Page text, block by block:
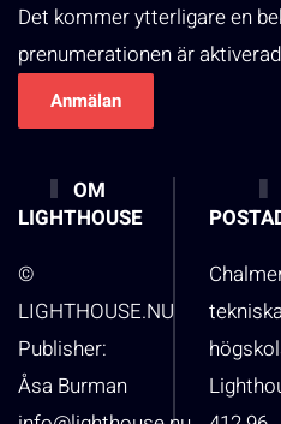
Det kommer ytterligare en
prenumerationen är
OM
LIGHTHOUSE
©
LIGHTHOUSE.NU
Publisher:
Åsa Burman
tekniska